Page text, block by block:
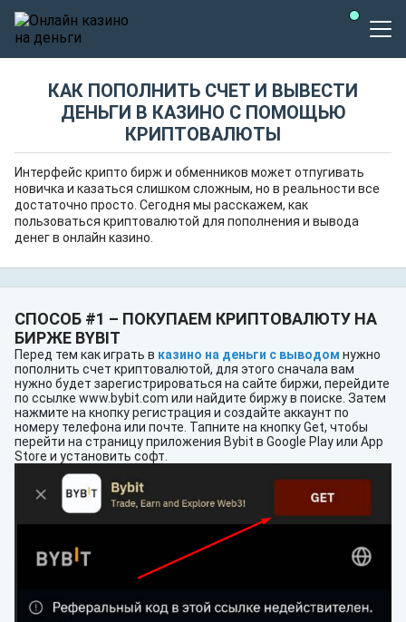
КАК ПОПОЛНИТЬ СЧЕТ И ВЫВЕСТИ
ДЕНЬГИ В КАЗИНО С ПОМОЩЬЮ
КРИПТОВАЛЮТЫ
Интерфейс крипто бирж и обменников может отпугивать
новичка и казаться слишком сложным, но в реальности все
достаточно просто. Сегодня мы расскажем, как
пользоваться криптовалютой для пополнения и вывода
денег в онлайн казино.
СПОСОБ #1 – ПОКУПАЕМ КРИПТОВАЛЮТУ НА
БИРЖЕ BYBIT
Перед тем как играть в казино на деньги с выводом нужно
пополнить счет криптовалютой, для этого сначала вам
нужно будет зарегистрироваться на сайте биржи, перейдите
по ссылке www.bybit.com или найдите биржу в поиске. Затем
нажмите на кнопку регистрация и создайте аккаунт по
номеру телефона или почте. Тапните на кнопку Get, чтобы
перейти на страницу приложения Bybit в Google Play или App
Store и установить софт.